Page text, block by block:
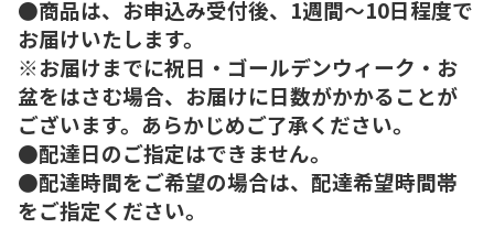
●商品は、お申込み受付後、1週間～10日程度で
お届けいたします。
※お届けまでに祝日・ゴールデンウィーク・お
盆をはさむ場合、お届けに日数がかかることが
ございます。あらかじめご了承ください。
●配達日のご指定はできません。
●配達時間をご希望の場合は、配達希望時間帯
をご指定ください。